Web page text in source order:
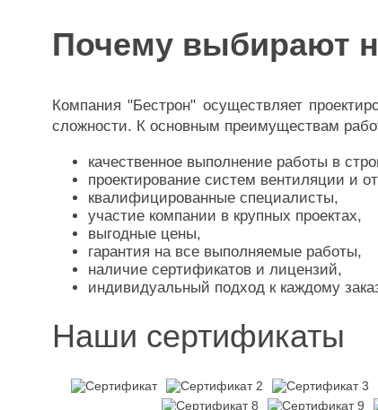
Почему выбирают
Компания "Бестрон" осуществляет
сложности. К основным преимуществам
качественное выполнение работы в
проектирование систем вентиляции и
квалифицированные специалисты,
участие компании в крупных проектах,
выгодные цены,
гарантия на все выполняемые работы,
наличие сертификатов и лицензий,
индивидуальный подход к каждому
Наши сертификаты